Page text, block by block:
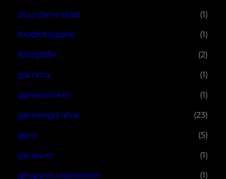
duurzame stad (1)
foodfotografie (1)
fotografie (2)
gamma (1)
gansewinkel (1)
gemengd afval (23)
gent (5)
geopunt (1)
geopunt vlaanderen (1)